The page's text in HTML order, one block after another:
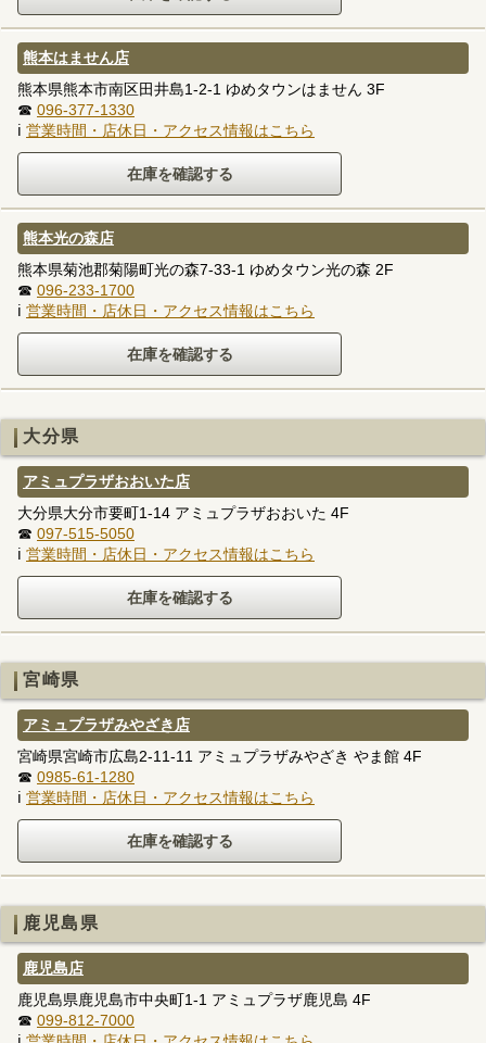
熊本はません店
熊本県熊本市南区田井島1-2-1 ゆめタウンはません 3F
☎ 096-377-1330
ℹ 営業時間・店休日・アクセス情報はこちら
熊本光の森店
熊本県菊池郡菊陽町光の森7-33-1 ゆめタウン光の森 2F
☎ 096-233-1700
ℹ 営業時間・店休日・アクセス情報はこちら
大分県
アミュプラザおおいた店
大分県大分市要町1-14 アミュプラザおおいた 4F
☎ 097-515-5050
ℹ 営業時間・店休日・アクセス情報はこちら
宮崎県
アミュプラザみやざき店
宮崎県宮崎市広島2-11-11 アミュプラザみやざき やま館 4F
☎ 0985-61-1280
ℹ 営業時間・店休日・アクセス情報はこちら
鹿児島県
鹿児島店
鹿児島県鹿児島市中央町1-1 アミュプラザ鹿児島 4F
☎ 099-812-7000